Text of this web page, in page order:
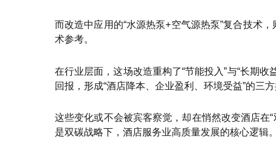
而改造中应用的“水源热泵+空气源热泵”复合技术
术参考。
在行业层面，这场改造重构了“节能投入”与“长期
回报，形成“酒店降本、企业盈利、环境受益”的三方
这些变化或不会被宾客察觉，却在悄然改变酒店
是双碳战略下，酒店服务业高质量发展的核心逻辑。